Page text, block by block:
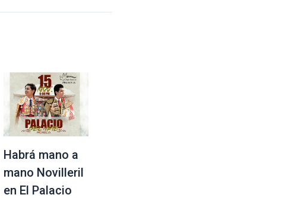
Habrá mano a
mano Novilleril
en El Palacio